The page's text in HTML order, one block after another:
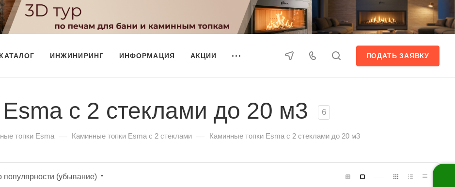
КАТАЛОГ ИНЖИНИРИНГ ИНФОРМАЦИЯ АКЦИИ ПОДАТЬ ЗАЯВКУ
с 2 стеклами до 20 м3 6
топки Esma — Каминные топки Esma с 2 стеклами — Каминные топки Esma с 2 стеклами до 20 м3
популярности (убывание)